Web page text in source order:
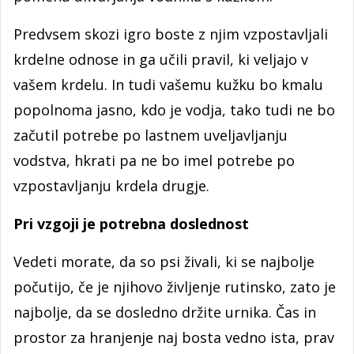
Predvsem skozi igro boste z njim vzpostavljali
krdelne odnose in ga učili pravil, ki veljajo v
vašem krdelu. In tudi vašemu kužku bo kmalu
popolnoma jasno, kdo je vodja, tako tudi ne bo
začutil potrebe po lastnem uveljavljanju
vodstva, hkrati pa ne bo imel potrebe po
vzpostavljanju krdela drugje.
Pri vzgoji je potrebna doslednost
Vedeti morate, da so psi živali, ki se najbolje
počutijo, če je njihovo življenje rutinsko, zato je
najbolje, da se dosledno držite urnika. Čas in
prostor za hranjenje naj bosta vedno ista, prav